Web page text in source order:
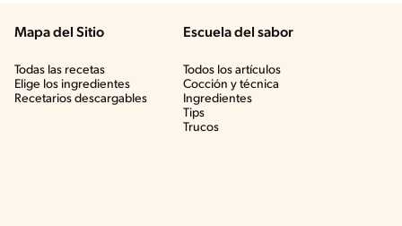
Mapa del Sitio
Todas las recetas
Elige los ingredientes
Recetarios descargables
Escuela del sabor
Todos los artículos
Cocción y técnica
Ingredientes
Tips
Trucos